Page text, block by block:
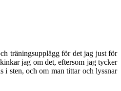
träningsupplägg för det jag just för
jag om det, eftersom jag tycker
i sten, och om man tittar och lyssnar